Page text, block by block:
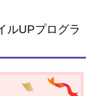
ルUPプログラ